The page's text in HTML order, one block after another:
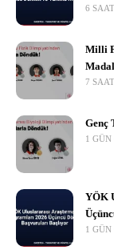
Milli
Genç
YÖK